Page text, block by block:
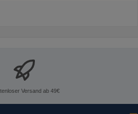
Versand ab 49€